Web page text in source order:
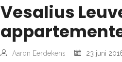
Vesalius
Aaron Eerdekens 23 juni